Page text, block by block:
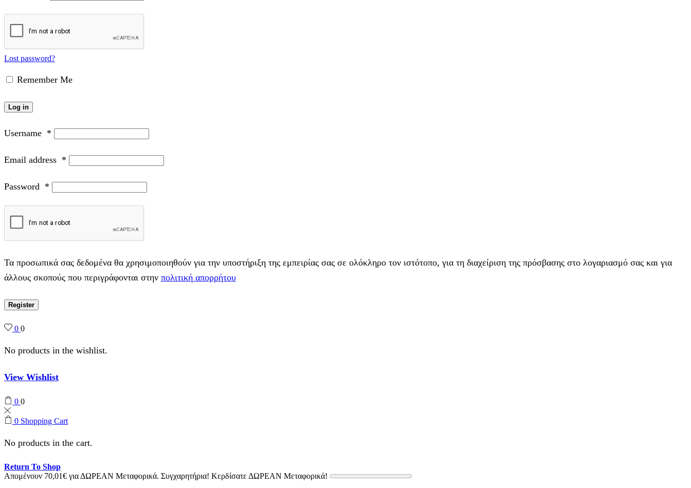
Lost password?
Remember Me
Log in
Username *
Email address *
Password *
Τα προσωπικά σας δεδομένα θα χρησιμοποιηθούν για την υποστήριξη της εμπειρίας σας σε ολόκληρο τον ιστότοπο, για τη διαχείριση της πρόσβασης στο λογαριασμό σας και για
άλλους σκοπούς που περιγράφονται στην πολιτική απορρήτου
Register
0 0
No products in the wishlist.
View Wishlist
0 0
0 Shopping Cart
No products in the cart.
Return To Shop
Απομένουν 70,01€ για ΔΩΡΕΑΝ Μεταφορικά. Συγχαρητήρια! Κερδίσατε ΔΩΡΕΑΝ Μεταφορικά!